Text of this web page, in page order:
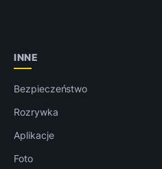
INNE
Bezpieczeństwo
Rozrywka
Aplikacje
Foto